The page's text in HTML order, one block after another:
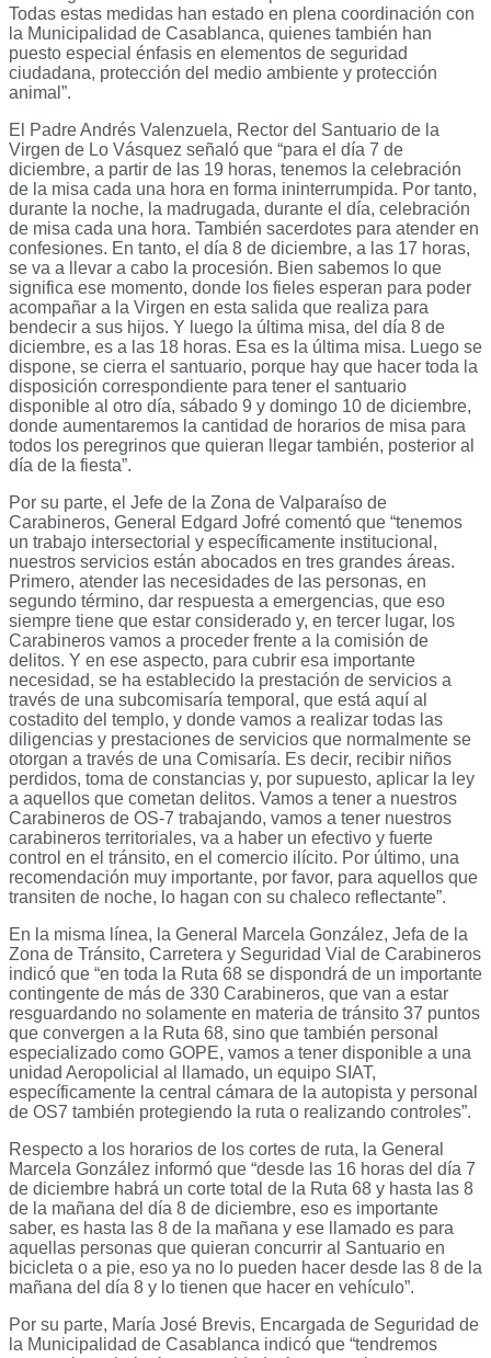
Todas estas medidas han estado en plena coordinación con
la Municipalidad de Casablanca, quienes también han
puesto especial énfasis en elementos de seguridad
ciudadana, protección del medio ambiente y protección
animal”.
El Padre Andrés Valenzuela, Rector del Santuario de la
Virgen de Lo Vásquez señaló que “para el día 7 de
diciembre, a partir de las 19 horas, tenemos la celebración
de la misa cada una hora en forma ininterrumpida. Por tanto,
durante la noche, la madrugada, durante el día, celebración
de misa cada una hora. También sacerdotes para atender en
confesiones. En tanto, el día 8 de diciembre, a las 17 horas,
se va a llevar a cabo la procesión. Bien sabemos lo que
significa ese momento, donde los fieles esperan para poder
acompañar a la Virgen en esta salida que realiza para
bendecir a sus hijos. Y luego la última misa, del día 8 de
diciembre, es a las 18 horas. Esa es la última misa. Luego se
dispone, se cierra el santuario, porque hay que hacer toda la
disposición correspondiente para tener el santuario
disponible al otro día, sábado 9 y domingo 10 de diciembre,
donde aumentaremos la cantidad de horarios de misa para
todos los peregrinos que quieran llegar también, posterior al
día de la fiesta”.
Por su parte, el Jefe de la Zona de Valparaíso de
Carabineros, General Edgard Jofré comentó que “tenemos
un trabajo intersectorial y específicamente institucional,
nuestros servicios están abocados en tres grandes áreas.
Primero, atender las necesidades de las personas, en
segundo término, dar respuesta a emergencias, que eso
siempre tiene que estar considerado y, en tercer lugar, los
Carabineros vamos a proceder frente a la comisión de
delitos. Y en ese aspecto, para cubrir esa importante
necesidad, se ha establecido la prestación de servicios a
través de una subcomisaría temporal, que está aquí al
costadito del templo, y donde vamos a realizar todas las
diligencias y prestaciones de servicios que normalmente se
otorgan a través de una Comisaría. Es decir, recibir niños
perdidos, toma de constancias y, por supuesto, aplicar la ley
a aquellos que cometan delitos. Vamos a tener a nuestros
Carabineros de OS-7 trabajando, vamos a tener nuestros
carabineros territoriales, va a haber un efectivo y fuerte
control en el tránsito, en el comercio ilícito. Por último, una
recomendación muy importante, por favor, para aquellos que
transiten de noche, lo hagan con su chaleco reflectante”.
En la misma línea, la General Marcela González, Jefa de la
Zona de Tránsito, Carretera y Seguridad Vial de Carabineros
indicó que “en toda la Ruta 68 se dispondrá de un importante
contingente de más de 330 Carabineros, que van a estar
resguardando no solamente en materia de tránsito 37 puntos
que convergen a la Ruta 68, sino que también personal
especializado como GOPE, vamos a tener disponible a una
unidad Aeropolicial al llamado, un equipo SIAT,
específicamente la central cámara de la autopista y personal
de OS7 también protegiendo la ruta o realizando controles”.
Respecto a los horarios de los cortes de ruta, la General
Marcela González informó que “desde las 16 horas del día 7
de diciembre habrá un corte total de la Ruta 68 y hasta las 8
de la mañana del día 8 de diciembre, eso es importante
saber, es hasta las 8 de la mañana y ese llamado es para
aquellas personas que quieran concurrir al Santuario en
bicicleta o a pie, eso ya no lo pueden hacer desde las 8 de la
mañana del día 8 y lo tienen que hacer en vehículo”.
Por su parte, María José Brevis, Encargada de Seguridad de
la Municipalidad de Casablanca indicó que “tendremos